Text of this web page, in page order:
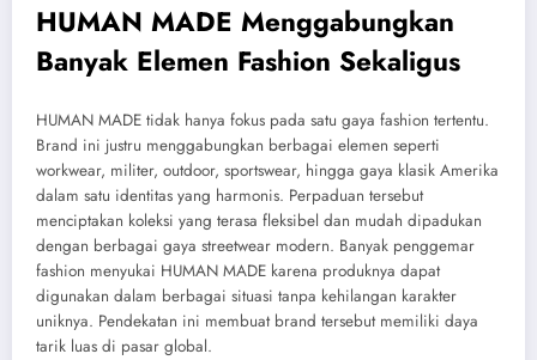
HUMAN MADE Menggabungkan
Banyak Elemen Fashion Sekaligus
HUMAN MADE tidak hanya fokus pada satu gaya fashion tertentu.
Brand ini justru menggabungkan berbagai elemen seperti
workwear, militer, outdoor, sportswear, hingga gaya klasik Amerika
dalam satu identitas yang harmonis. Perpaduan tersebut
menciptakan koleksi yang terasa fleksibel dan mudah dipadukan
dengan berbagai gaya streetwear modern. Banyak penggemar
fashion menyukai HUMAN MADE karena produknya dapat
digunakan dalam berbagai situasi tanpa kehilangan karakter
uniknya. Pendekatan ini membuat brand tersebut memiliki daya
tarik luas di pasar global.